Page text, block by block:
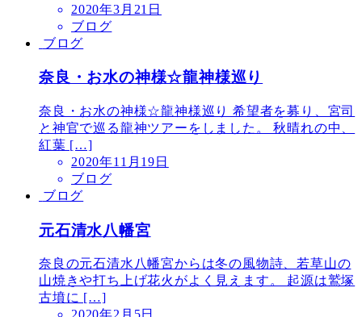
2020年3月21日
ブログ
ブログ
奈良・お水の神様☆龍神様巡り
奈良・お水の神様☆龍神様巡り 希望者を募り、宮司
と神官で巡る龍神ツアーをしました。 秋晴れの中、
紅葉 […]
2020年11月19日
ブログ
ブログ
元石清水八幡宮
奈良の元石清水八幡宮からは冬の風物詩、若草山の
山焼きや打ち上げ花火がよく見えます。 起源は鷲塚
古墳に […]